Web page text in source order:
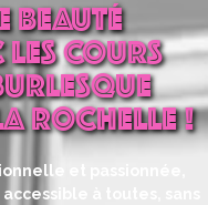
BEAUTÉ
COURS
ROCHELLE !
et passionnée,
à toutes, sans